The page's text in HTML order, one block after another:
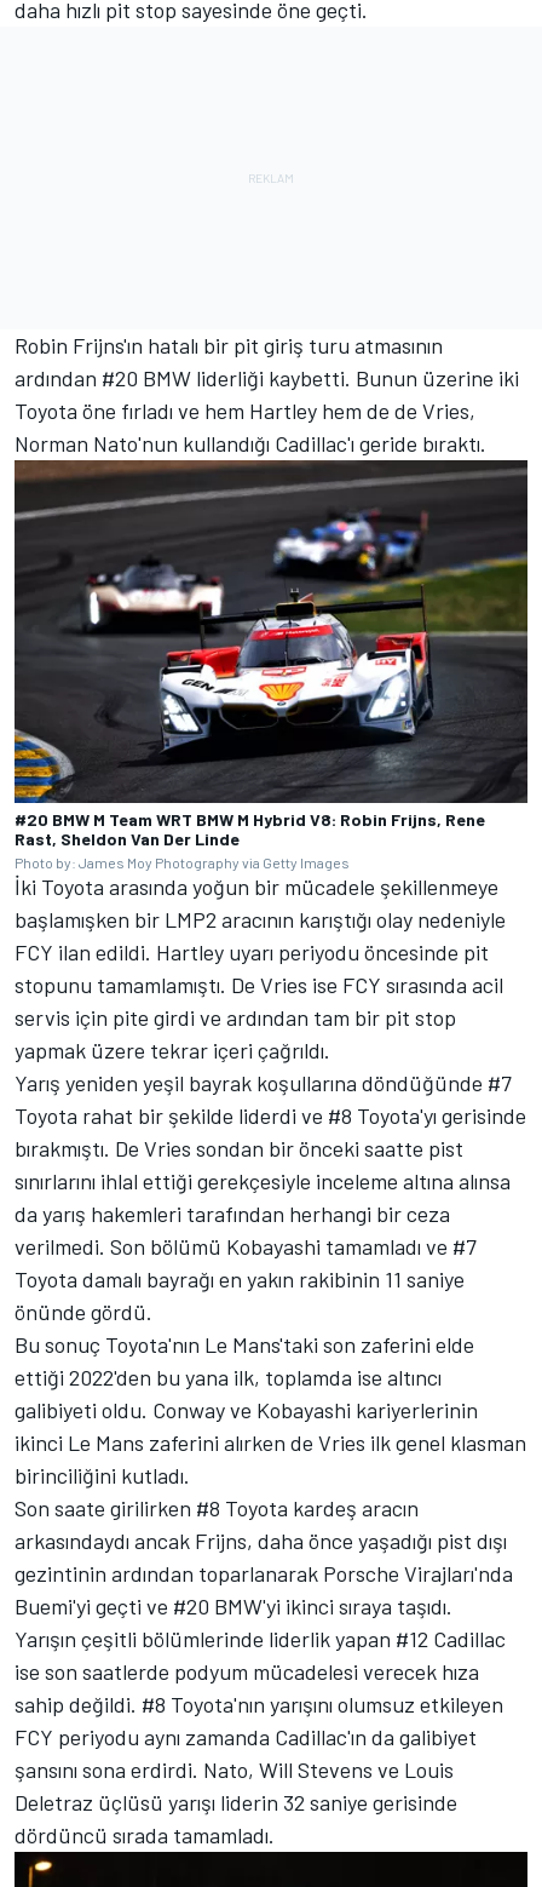
daha hızlı pit stop sayesinde öne geçti.
Robin Frijns'ın hatalı bir pit giriş turu atmasının
ardından #20 BMW liderliği kaybetti. Bunun üzerine iki
Toyota öne fırladı ve hem Hartley hem de de Vries,
Norman Nato'nun kullandığı Cadillac'ı geride bıraktı.
#20 BMW M Team WRT BMW M Hybrid V8: Robin Frijns, Rene
Rast, Sheldon Van Der Linde
Photo by: James Moy Photography via Getty Images
İki Toyota arasında yoğun bir mücadele şekillenmeye
başlamışken bir LMP2 aracının karıştığı olay nedeniyle
FCY ilan edildi. Hartley uyarı periyodu öncesinde pit
stopunu tamamlamıştı. De Vries ise FCY sırasında acil
servis için pite girdi ve ardından tam bir pit stop
yapmak üzere tekrar içeri çağrıldı.
Yarış yeniden yeşil bayrak koşullarına döndüğünde #7
Toyota rahat bir şekilde liderdi ve #8 Toyota'yı gerisinde
bırakmıştı. De Vries sondan bir önceki saatte pist
sınırlarını ihlal ettiği gerekçesiyle inceleme altına alınsa
da yarış hakemleri tarafından herhangi bir ceza
verilmedi. Son bölümü Kobayashi tamamladı ve #7
Toyota damalı bayrağı en yakın rakibinin 11 saniye
önünde gördü.
Bu sonuç Toyota'nın Le Mans'taki son zaferini elde
ettiği 2022'den bu yana ilk, toplamda ise altıncı
galibiyeti oldu. Conway ve Kobayashi kariyerlerinin
ikinci Le Mans zaferini alırken de Vries ilk genel klasman
birinciliğini kutladı.
Son saate girilirken #8 Toyota kardeş aracın
arkasındaydı ancak Frijns, daha önce yaşadığı pist dışı
gezintinin ardından toparlanarak Porsche Virajları'nda
Buemi'yi geçti ve #20 BMW'yi ikinci sıraya taşıdı.
Yarışın çeşitli bölümlerinde liderlik yapan #12 Cadillac
ise son saatlerde podyum mücadelesi verecek hıza
sahip değildi. #8 Toyota'nın yarışını olumsuz etkileyen
FCY periyodu aynı zamanda Cadillac'ın da galibiyet
şansını sona erdirdi. Nato, Will Stevens ve Louis
Deletraz üçlüsü yarışı liderin 32 saniye gerisinde
dördüncü sırada tamamladı.